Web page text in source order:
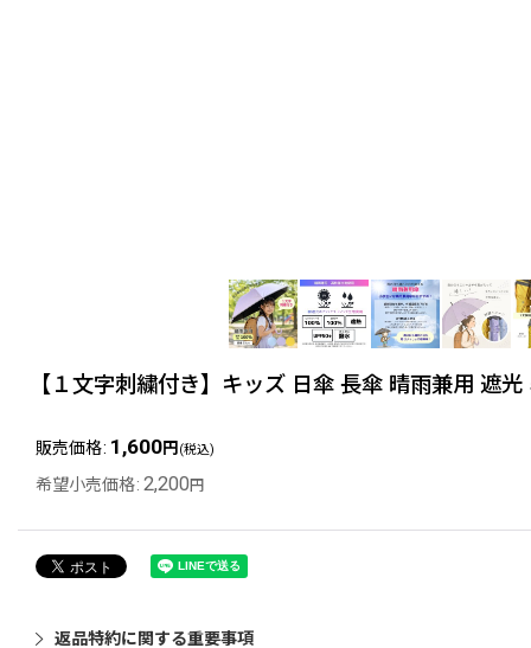
【１文字刺繍付き】キッズ 日傘 長傘 晴雨兼用 遮
販売価格: 1,600円 (税込)
希望小売価格: 2,200 円
返品特約に関する重要事項